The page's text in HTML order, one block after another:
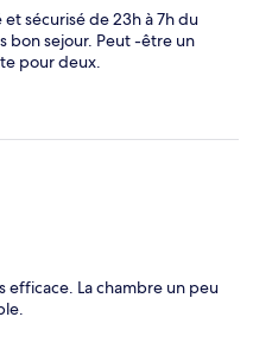
sécurisé de 23h à 7h du
bon sejour. Peut -être un
pour deux.
efficace. La chambre un peu